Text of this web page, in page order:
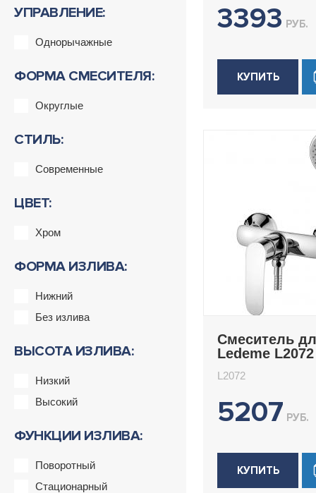
УПРАВЛЕНИЕ:
Однорычажные
ФОРМА СМЕСИТЕЛЯ:
Округлые
СТИЛЬ:
Современные
ЦВЕТ:
Хром
ФОРМА ИЗЛИВА:
Нижний
Без излива
ВЫСОТА ИЗЛИВА:
Низкий
Высокий
ФУНКЦИИ ИЗЛИВА:
Поворотный
Стационарный
3393 РУБ.
КУПИТЬ
Смеситель
Ledeme L2072
L2072
5207 РУБ.
КУПИТЬ